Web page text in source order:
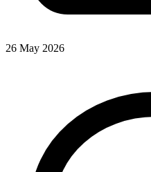
26 May 2026